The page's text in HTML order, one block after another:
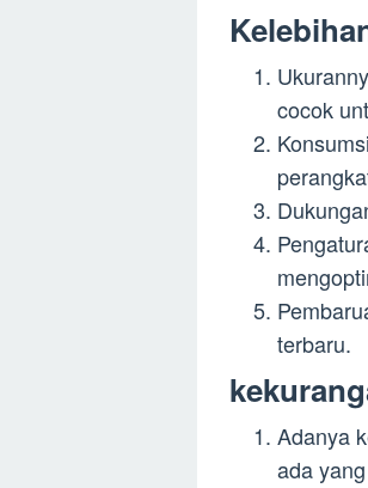
cocok
terbaru.
Adanya
ada